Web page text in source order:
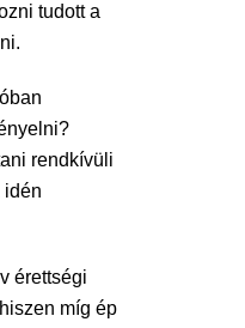
tudott a
rendkívüli
idén
érettségi
míg ép